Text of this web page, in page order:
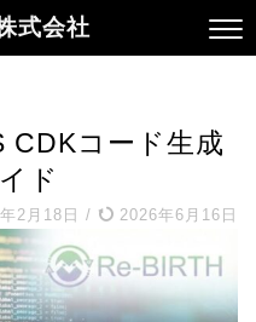
式会社
CDKコード生成
ド
2月18日 / 2026年6月16日